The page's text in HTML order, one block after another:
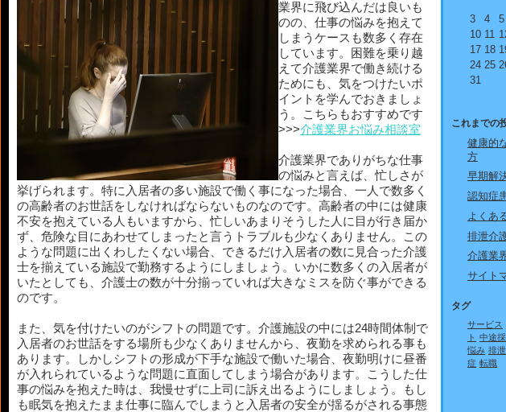
業界に飛び込んだは良いも
のの、仕事の悩みを抱えて
しまうケースも数多く存在
しています。困難を乗り越
えて介護業界で働き続ける
ためにも、気をつけたいポ
イントを学んでおきましょ
う。こちらもおすすめです
>>>介護業界お悩み相談室
介護業界でありがちな仕事
の悩みと言えば、忙しさが
挙げられます。特に入居者の多い施設で働く事になった場合、一人で数多く
の高齢者のお世話をしなければならないものなのです。高齢者の中には健康
不安を抱えている人もいますから、忙しいあまりそうした人に目が行き届か
ず、危険な目にあわせてしまったと言うトラブルも少なくありません。この
ような問題に出くわしたくない場合、できるだけ入居者の数に見合った介護
士を揃えている施設で勤務するようにしましょう。いかに数多くの入居者が
いたとしても、介護士の数が十分揃っていれば大きなミスを防ぐ事ができる
のです。
また、気を付けたいのがシフトの問題です。介護施設の中には24時間体制で
入居者のお世話をする場所も少なくありませんから、夜勤を求められる事も
あります。しかしシフトの形成が下手な施設で働いた場合、夜勤明けに昼番
が入れられているような問題に直面してしまう場合があります。こうした仕
事の悩みを抱えた時は、我慢せずに上司に訴え出るようにしましょう。もし
も眠気を抱えたまま仕事に臨んでしまうと入居者の安全が揺るがされる事態
3
4 5
10 11
17 18
24 25
31
これまでの
健康的
方
早期解
認知症
よくあ
排泄介
介護業
サイト
タグ
サービス
ト 中途
悩み 排泄
症 転職